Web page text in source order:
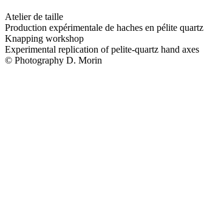
Atelier de taille
Production expérimentale de haches en pélite quartz
Knapping workshop
Experimental replication of pelite-quartz hand axes
© Photography D. Morin